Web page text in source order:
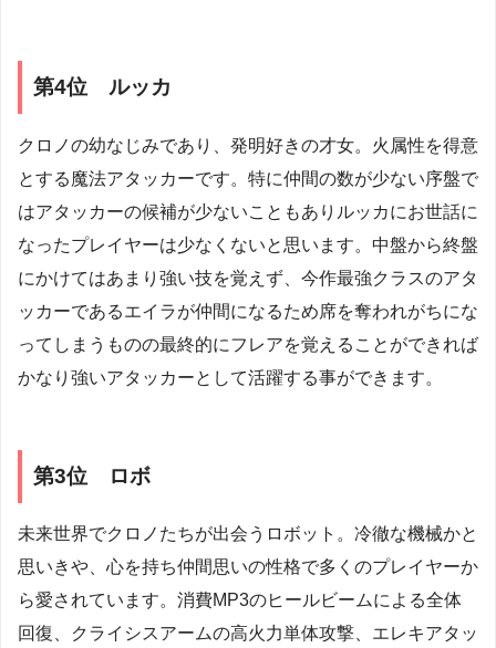
第4位 ルッカ
クロノの幼なじみであり、発明好きの才女。火属性を得意
とする魔法アタッカーです。特に仲間の数が少ない序盤で
はアタッカーの候補が少ないこともありルッカにお世話に
なったプレイヤーは少なくないと思います。中盤から終盤
にかけてはあまり強い技を覚えず、今作最強クラスのアタ
ッカーであるエイラが仲間になるため席を奪われがちにな
ってしまうものの最終的にフレアを覚えることができれば
かなり強いアタッカーとして活躍する事ができます。
第3位 ロボ
未来世界でクロノたちが出会うロボット。冷徹な機械かと
思いきや、心を持ち仲間思いの性格で多くのプレイヤーか
ら愛されています。消費MP3のヒールビームによる全体
回復、クライシスアームの高火力単体攻撃、エレキアタッ